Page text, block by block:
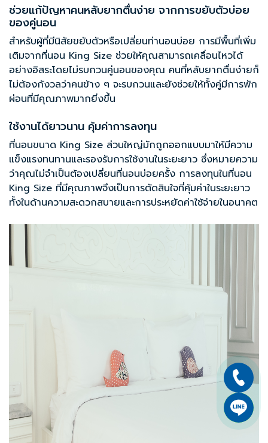
ช่วยแก้ปัญหาคนหลับยากตื่นง่าย จากการขยับตัวบ่อย
ของคู่นอน
สำหรับผู้ที่มีนิสัยขยับตัวหรือเปลี่ยนท่านอนบ่อย การมีพื้นที่เพิ่ม
เติมจากที่นอน King Size ช่วยให้คุณสามารถเคลื่อนไหวได้
อย่างอิสระโดยไม่รบกวนคู่นอนของคุณ คนที่หลับยากตื่นง่ายก็
ไม่ต้องกังวลว่าคนข้าง ๆ จะรบกวนและยังช่วยให้ทั้งคู่มีการพัก
ผ่อนที่มีคุณภาพมากยิ่งขึ้น
ใช้งานได้ยาวนาน คุ้มค่าการลงทุน
ที่นอนขนาด King Size ส่วนใหญ่มักถูกออกแบบมาให้มีความ
แข็งแรงทนทานและรองรับการใช้งานในระยะยาว ซึ่งหมายความ
ว่าคุณไม่จำเป็นต้องเปลี่ยนที่นอนบ่อยครั้ง การลงทุนในที่นอน
King Size ที่มีคุณภาพจึงเป็นการตัดสินใจที่คุ้มค่าในระยะยาว
ทั้งในด้านความสะดวกสบายและการประหยัดค่าใช้จ่ายในอนาคต